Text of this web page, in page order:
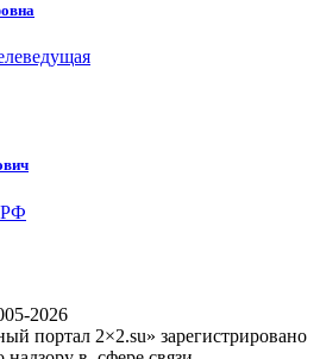
РФ
2026
портал 2×2.su» зарегистрировано